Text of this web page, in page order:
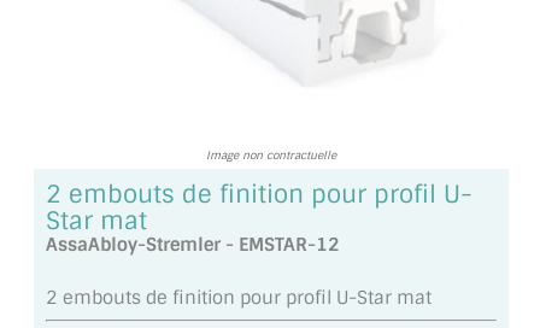
AMBIANCE LAITON BROSSÉ
MIROIRS VIEILLIS AMBIANCE BRASSERIE
MIROIR VIEILLI
MIROIR DÉCORATIF DE COULEUR
LOTS DE MIROIRS EN MOZAÏQUE
Image non contractuelle
2 embouts de finition pour profil U-
Star mat
AssaAbloy-Stremler - EMSTAR-12
2 embouts de finition pour profil U-Star mat